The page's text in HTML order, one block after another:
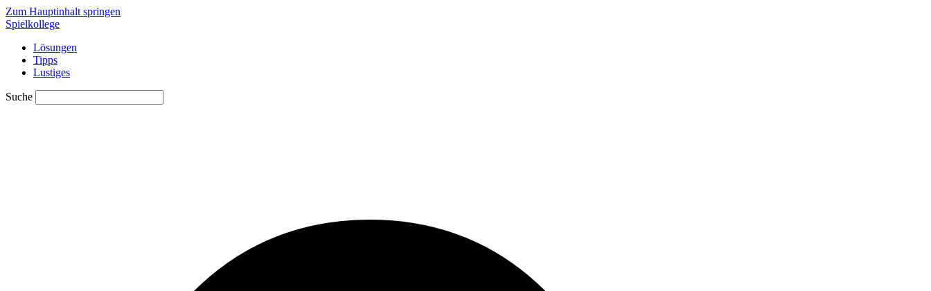
Zum Hauptinhalt springen
Spielkollege
Lösungen
Tipps
Lustiges
Suche